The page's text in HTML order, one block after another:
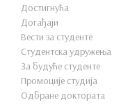
Достигнућа
Догађаји
Вести за студенте
Студентска удружења
За будуће студенте
Промоције студија
Одбране доктората